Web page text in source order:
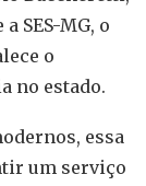
SES-MG, o
o
no estado.
essa
um serviço